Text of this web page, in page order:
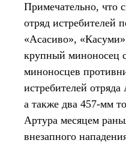
Примечательно, что
отряд истребителей
«Асасиво»,
крупный миноносец
миноносцев
истребителей
а также два 457-мм
Артура месяцем
внезапного